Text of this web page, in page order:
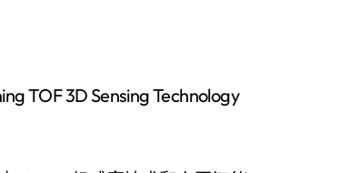
TOF 3D Sensing Technology